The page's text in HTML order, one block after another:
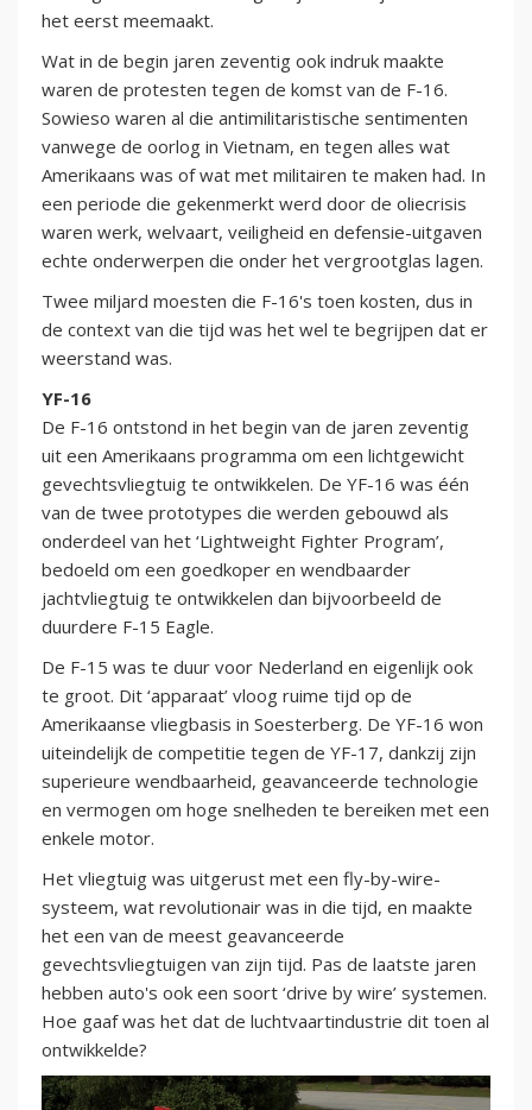
het eerst meemaakt.
Wat in de begin jaren zeventig ook indruk maakte
waren de protesten tegen de komst van de F-16.
Sowieso waren al die antimilitaristische sentimenten
vanwege de oorlog in Vietnam, en tegen alles wat
Amerikaans was of wat met militairen te maken had. In
een periode die gekenmerkt werd door de oliecrisis
waren werk, welvaart, veiligheid en defensie-uitgaven
echte onderwerpen die onder het vergrootglas lagen.
Twee miljard moesten die F-16's toen kosten, dus in
de context van die tijd was het wel te begrijpen dat er
weerstand was.
YF-16
De F-16 ontstond in het begin van de jaren zeventig
uit een Amerikaans programma om een lichtgewicht
gevechtsvliegtuig te ontwikkelen. De YF-16 was één
van de twee prototypes die werden gebouwd als
onderdeel van het ‘Lightweight Fighter Program’,
bedoeld om een goedkoper en wendbaarder
jachtvliegtuig te ontwikkelen dan bijvoorbeeld de
duurdere F-15 Eagle.
De F-15 was te duur voor Nederland en eigenlijk ook
te groot. Dit ‘apparaat’ vloog ruime tijd op de
Amerikaanse vliegbasis in Soesterberg. De YF-16 won
uiteindelijk de competitie tegen de YF-17, dankzij zijn
superieure wendbaarheid, geavanceerde technologie
en vermogen om hoge snelheden te bereiken met een
enkele motor.
Het vliegtuig was uitgerust met een fly-by-wire-
systeem, wat revolutionair was in die tijd, en maakte
het een van de meest geavanceerde
gevechtsvliegtuigen van zijn tijd. Pas de laatste jaren
hebben auto's ook een soort ‘drive by wire’ systemen.
Hoe gaaf was het dat de luchtvaartindustrie dit toen al
ontwikkelde?